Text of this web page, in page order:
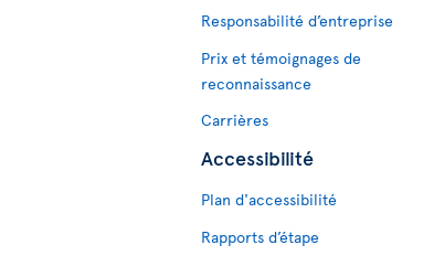
Responsabilité d’entreprise
Prix et témoignages de
reconnaissance
Carrières
Accessibilité
Plan d'accessibilité
Rapports d’étape